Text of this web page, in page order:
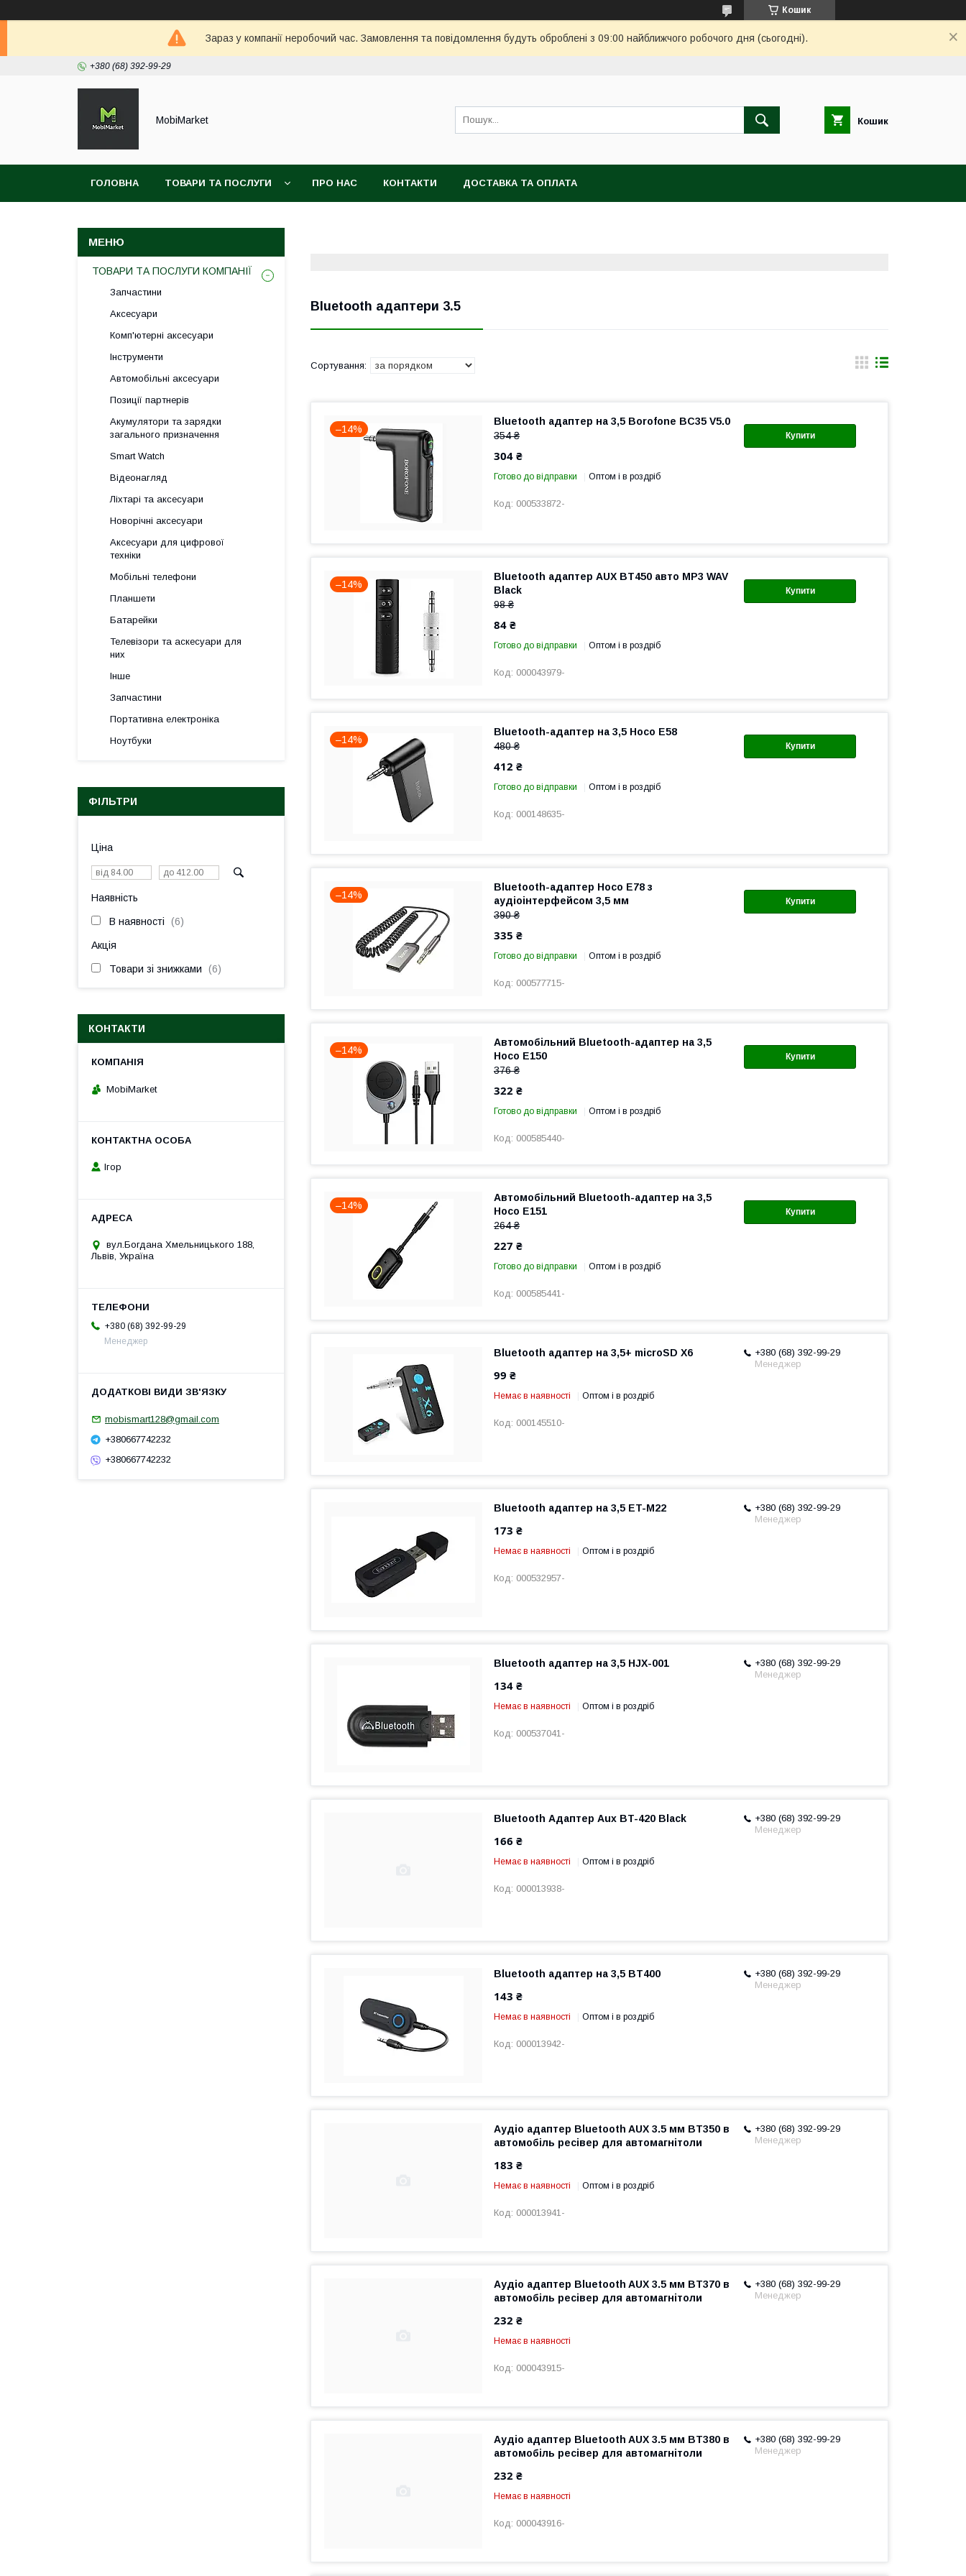
Кошик
Зараз у компанії неробочий час. Замовлення та повідомлення будуть оброблені з 09:00 найближчого робочого дня (сьогодні).
+380 (68) 392-99-29
MobiMarket Кошик
ГОЛОВНА ТОВАРИ ТА ПОСЛУГИ ПРО НАС КОНТАКТИ ДОСТАВКА ТА ОПЛАТА
Bluetooth адаптери 3.5
–14%
Купити
Bluetooth адаптер на 3,5 Borofone BC35 V5.0
354 ₴
304 ₴
Готово до відправки Оптом і в роздріб
000533872-
–14%
Купити
Bluetooth адаптер AUX BT450 авто MP3 WAV
Black
98 ₴
84 ₴
Готово до відправки Оптом і в роздріб
000043979-
–14%
Купити
Bluetooth-адаптер на 3,5 Hoco E58
480 ₴
412 ₴
Готово до відправки Оптом і в роздріб
000148635-
–14%
Купити
Bluetooth-адаптер Hoco E78 з
аудіоінтерфейсом 3,5 мм
390 ₴
335 ₴
Готово до відправки Оптом і в роздріб
000577715-
–14%
Купити
Автомобільний Bluetooth-адаптер на 3,5
Hoco E150
376 ₴
322 ₴
Готово до відправки Оптом і в роздріб
000585440-
–14%
Купити
Автомобільний Bluetooth-адаптер на 3,5
Hoco E151
264 ₴
227 ₴
Готово до відправки Оптом і в роздріб
000585441-
+380 (68) 392-99-29
Менеджер
Bluetooth адаптер на 3,5+ microSD X6
99 ₴
Немає в наявності Оптом і в роздріб
000145510-
+380 (68) 392-99-29
Менеджер
Bluetooth адаптер на 3,5 ET-M22
173 ₴
Немає в наявності Оптом і в роздріб
000532957-
+380 (68) 392-99-29
Менеджер
Bluetooth адаптер на 3,5 HJX-001
134 ₴
Немає в наявності Оптом і в роздріб
000537041-
+380 (68) 392-99-29
Менеджер
Bluetooth Адаптер Aux BT-420 Black
166 ₴
Немає в наявності Оптом і в роздріб
000013938-
+380 (68) 392-99-29
Менеджер
Bluetooth адаптер на 3,5 BT400
143 ₴
Немає в наявності Оптом і в роздріб
000013942-
+380 (68) 392-99-29
Менеджер
Аудіо адаптер Bluetooth AUX 3.5 мм BT350 в
автомобіль ресівер для автомагнітоли
183 ₴
Немає в наявності Оптом і в роздріб
000013941-
+380 (68) 392-99-29
Менеджер
Аудіо адаптер Bluetooth AUX 3.5 мм BT370 в
автомобіль ресівер для автомагнітоли
232 ₴
Немає в наявності
000043915-
+380 (68) 392-99-29
Менеджер
Аудіо адаптер Bluetooth AUX 3.5 мм BT380 в
автомобіль ресівер для автомагнітоли
232 ₴
Немає в наявності
000043916-
ТОВАРИ ТА ПОСЛУГИ КОМПАНІЇ
Запчастини
Аксесуари
Комп'ютерні аксесуари
Інструменти
Автомобільні аксесуари
Позиції партнерів
Акумулятори та зарядки
загального призначення
Smart Watch
Відеонагляд
Ліхтарі та аксесуари
Новорічні аксесуари
Аксесуари для цифрової
техніки
Мобільні телефони
Планшети
Батарейки
Телевізори та аскесуари для
них
Інше
Запчастини
Портативна електроніка
Ноутбуки
ФІЛЬТРИ
Ціна
Наявність
В наявності 6
Акція
Товари зі знижками 6
КОНТАКТИ
MobiMarket
Ігор
вул.Богдана Хмельницького 188,
Львів, Україна
+380 (68) 392-99-29
Менеджер
mobismart128@gmail.com
+380667742232
+380667742232